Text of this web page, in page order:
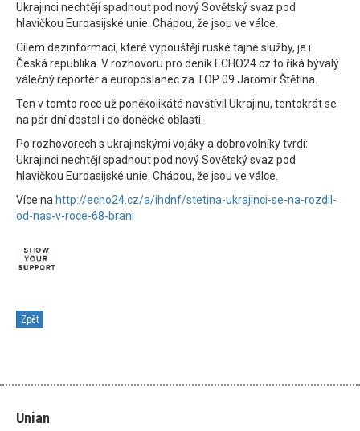
Ukrajinci nechtějí spadnout pod nový Sovětský svaz pod
hlavičkou Euroasijské unie. Chápou, že jsou ve válce.
Cílem dezinformací, které vypouštějí ruské tajné služby, je i
Česká republika. V rozhovoru pro deník ECHO24.cz to říká bývalý
válečný reportér a europoslanec za TOP 09 Jaromír Štětina.
Ten v tomto roce už poněkolikáté navštívil Ukrajinu, tentokrát se
na pár dní dostal i do doněcké oblasti.
Po rozhovorech s ukrajinskými vojáky a dobrovolníky tvrdí:
Ukrajinci nechtějí spadnout pod nový Sovětský svaz pod
hlavičkou Euroasijské unie. Chápou, že jsou ve válce.
Více na http://echo24.cz/a/ihdnf/stetina-ukrajinci-se-na-rozdil-
od-nas-v-roce-68-brani
Zpět
Unian